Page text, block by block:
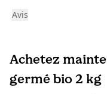
Avis
Achetez
germé bio 2 kg